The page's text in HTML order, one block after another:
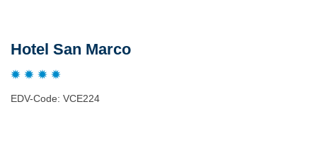
Hotel San Marco
EDV-Code: VCE224